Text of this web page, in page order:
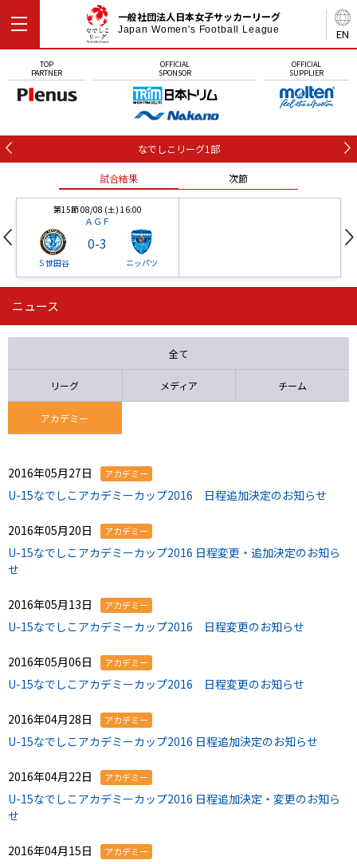
EN
一般社団法人日本女子サッカーリーグ
Japan Women's Football League
TOP
PARTNER
OFFICIAL
SPONSOR
OFFICIAL
SUPPLIER
なでしこリーグ1部
試合結果 次節
第15節 08/08 (土) 16:00
ＡＧＦ
Ｓ世田谷
0-3
ニッパツ
第16節 09/05 (土) 15:00
ニッパツ 石人の星
ニュース
全て
リーグ メディア チーム
アカデミー
2016年05月27日 アカデミー
U-15なでしこアカデミーカップ2016 日程追加決定のお知らせ
2016年05月20日 アカデミー
U-15なでしこアカデミーカップ2016 日程変更・追加決定のお知ら
せ
2016年05月13日 アカデミー
U-15なでしこアカデミーカップ2016 日程変更のお知らせ
2016年05月06日 アカデミー
U-15なでしこアカデミーカップ2016 日程変更のお知らせ
2016年04月28日 アカデミー
U-15なでしこアカデミーカップ2016 日程追加決定のお知らせ
2016年04月22日 アカデミー
U-15なでしこアカデミーカップ2016 日程追加決定・変更のお知ら
せ
2016年04月15日 アカデミー